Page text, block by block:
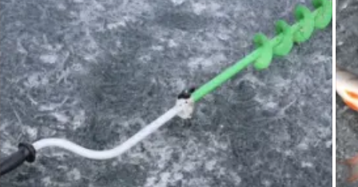
запрещено.
В её пределах зоны спортсменам разрешается менять
места ловли неограниченное число раз. Во время
передвижения по водоему расстояние между спортсм